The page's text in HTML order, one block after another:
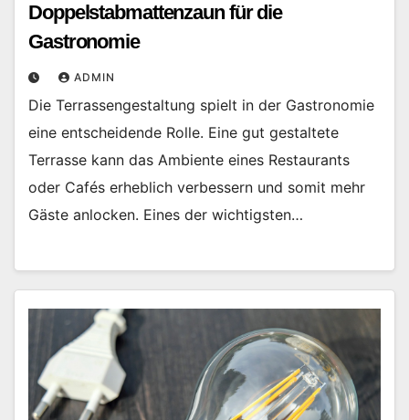
Doppelstabmattenzaun für die
Gastronomie
ADMIN
Die Terrassengestaltung spielt in der Gastronomie
eine entscheidende Rolle. Eine gut gestaltete
Terrasse kann das Ambiente eines Restaurants
oder Cafés erheblich verbessern und somit mehr
Gäste anlocken. Eines der wichtigsten…